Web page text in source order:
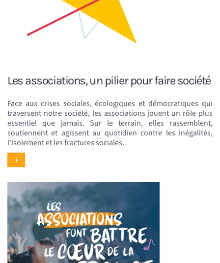
Les associations, un pilier pour faire société
Face aux crises sociales, écologiques et démocratiques qui
traversent notre société, les associations jouent un rôle plus
essentiel que jamais. Sur le terrain, elles rassemblent,
soutiennent et agissent au quotidien contre les inégalités,
l’isolement et les fractures sociales.
+